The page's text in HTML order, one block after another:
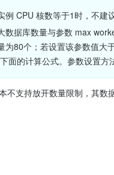
例 CPU 核数等于1时，不建
数据库数量与参数 max
为80个；若设置该参数值
面的计算公式。参数设置方
不支持放开数量限制，其